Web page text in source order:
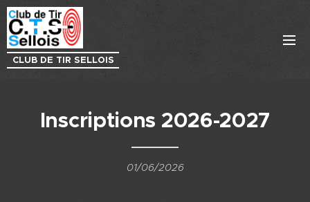
CLUB DE TIR SELLOIS
Inscriptions 2026-2027
01/06/2026